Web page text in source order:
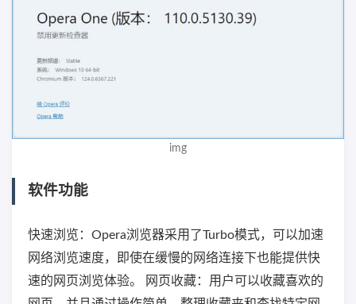
img
软件功能
快速浏览：Opera浏览器采用了Turbo模式，可以加速
网络浏览速度，即使在缓慢的网络连接下也能提供快
速的网页浏览体验。 网页收藏：用户可以收藏喜欢的